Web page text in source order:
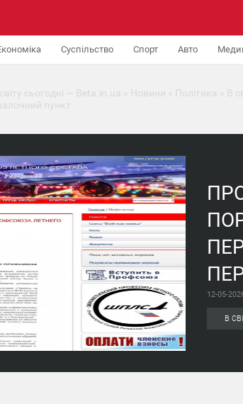
Суспільство Спорт Авто
сьогодні — Beta.in.ua Новини Політика В
пункт
12-05-
В